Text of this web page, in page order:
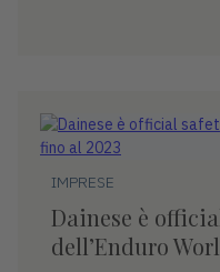
IMPRESE
Dainese è
dell’Enduro